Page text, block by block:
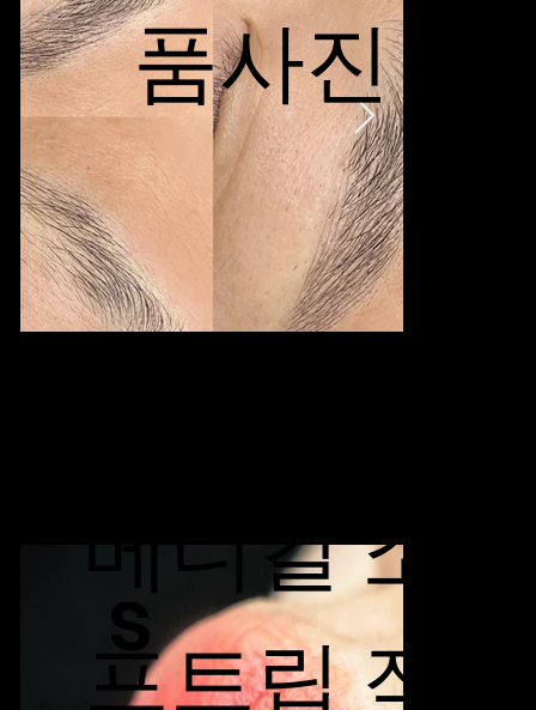
품사진
메디컬 소
프트립 작
s